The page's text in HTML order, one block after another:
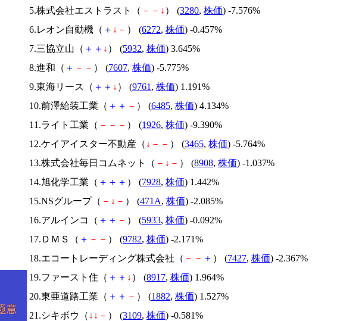
5.株式会社エストラスト（ － － ↓ ） (3280, 株価) -7.576%
6.レオン自動機（ ＋ ↓ － ） (6272, 株価) -0.457%
7.三協立山（ ＋ ＋ ↓ ） (5932, 株価) 3.645%
8.進和（ ＋ － － ） (7607, 株価) -5.775%
9.東海リース（ ＋ ＋ ↓ ） (9761 , 株価) 1.191%
10.前澤給装工業（ ＋ ＋ － ） (6485, 株価) 4.134%
11.ライト工業（ － － － ） (1926, 株価) -9.390%
12.ケイアイスター不動産（ ↓ － － ） (3465, 株価) -5.764%
13.株式会社毎日コムネット（ － ↓ － ） (8908, 株価) -1.037%
14.旭化学工業（ ＋ ＋ ＋ ） (7928, 株価) 1.442%
15.NSグループ（ － ↓ － ） (471A, 株価) -2.085%
16.アルインコ（ ＋ ＋ － ） (5933, 株価) -0.092%
17.ＤＭＳ（ ＋ － － ） (9782, 株価) -2.171%
18.エコートレーディング株式会社（ － － ＋ ） (7427, 株価) -2.367%
19.ファースト住（ ＋ ＋ ↓ ） (8917, 株価) 1.964%
20.東亜道路工業（ ＋ ＋ － ） (1882, 株価) 1.527%
21.シキボウ（ ↓ ↓ － ） (3109, 株価) -0.581%